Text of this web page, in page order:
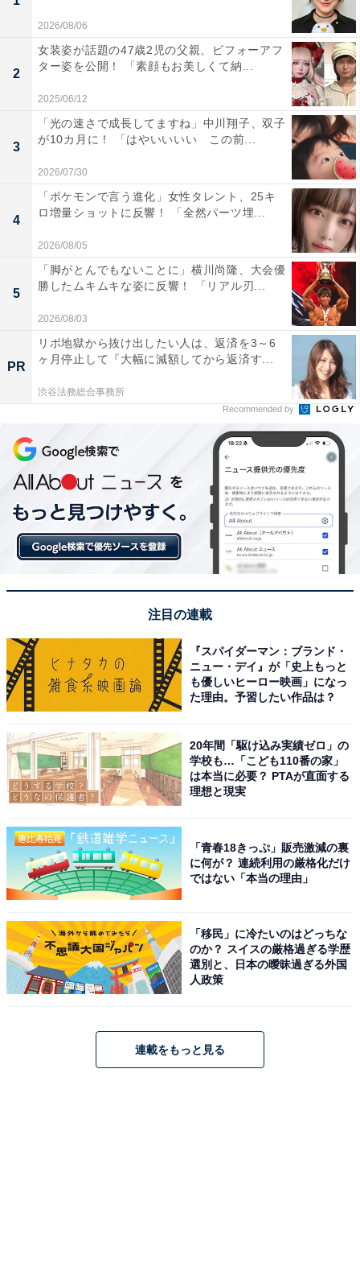
2026/08/06
2
女装姿が話題の47歳2児の父親、ビフォーアフ
ター姿を公開！ 「素顔もお美しくて納...
2025/06/12
3
「光の速さで成長してますね」中川翔子、双子
が10カ月に！ 「はやいいいい この前...
2026/07/30
4
「ポケモンで言う進化」女性タレント、25キ
ロ増量ショットに反響！ 「全然パーツ埋...
2026/08/05
5
「脚がとんでもないことに」横川尚隆、大会優
勝したムキムキな姿に反響！ 「リアル刃...
2026/08/03
PR
リボ地獄から抜け出したい人は、返済を3～6
ヶ月停止して『大幅に減額してから返済す...
渋谷法務総合事務所
Recommended by
注目の連載
『スパイダーマン：ブランド・
ニュー・デイ』が「史上もっと
も優しいヒーロー映画」になっ
た理由。予習したい作品は？
20年間「駆け込み実績ゼロ」の
学校も…「こども110番の家」
は本当に必要？ PTAが直面する
理想と現実
「青春18きっぷ」販売激減の裏
に何が？ 連続利用の厳格化だけ
ではない「本当の理由」
「移民」に冷たいのはどっちな
のか？ スイスの厳格過ぎる学歴
選別と、日本の曖昧過ぎる外国
人政策
連載をもっと見る